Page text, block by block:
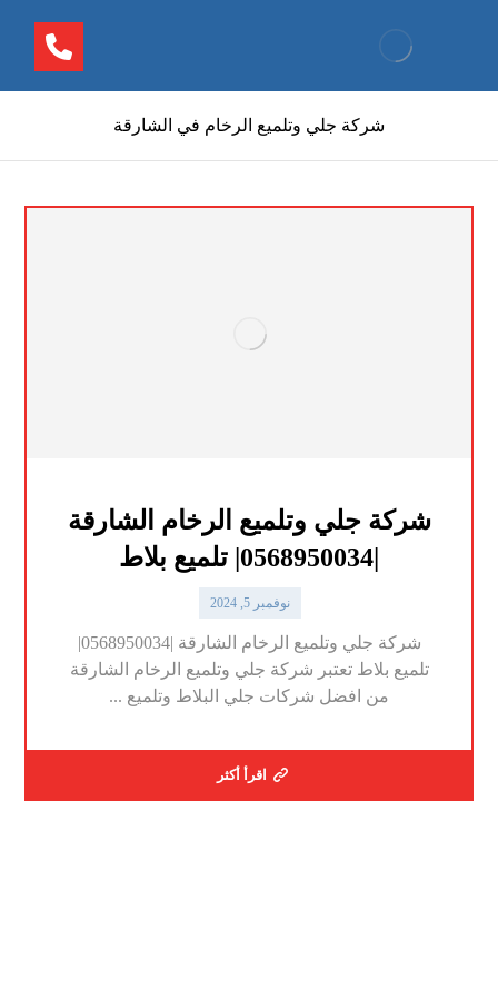
شركة جلي وتلميع الرخام في الشارقة
شركة جلي وتلميع الرخام الشارقة
|0568950034| تلميع بلاط
نوفمبر 5, 2024
شركة جلي وتلميع الرخام الشارقة |0568950034|
تلميع بلاط تعتبر شركة جلي وتلميع الرخام الشارقة
من افضل شركات جلي البلاط وتلميع ...
اقرأ أكثر